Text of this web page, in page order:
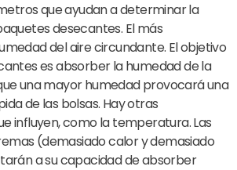
que ayudan a determinar la
desecantes. El más
del aire circundante. El objetivo
es absorber la humedad de la
una mayor humedad provocará una
de las bolsas. Hay otras
influyen, como la temperatura. Las
(demasiado calor y demasiado
a su capacidad de absorber